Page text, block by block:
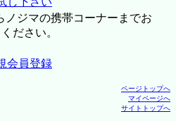
ジマの携帯コーナーまでお
ださい。
会員登録
ページトップへ
マイページへ
サイトトップへ